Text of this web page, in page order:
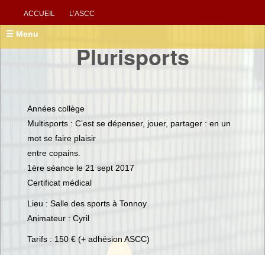
ACCUEIL L’ASCC
☰ Menu
Plurisports
Années collège
Multisports : C’est se dépenser, jouer, partager : en un
mot se faire plaisir
entre copains.
1ère séance le 21 sept 2017
Certificat médical
Lieu : Salle des sports à Tonnoy
Animateur : Cyril
Tarifs : 150 € (+ adhésion ASCC)